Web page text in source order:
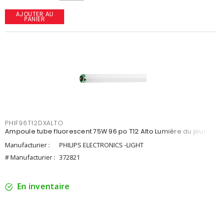
AJOUTER AU
PANIER
PHIF96T12DXALTO
Ampoule tube fluorescent 75W 96 po T12 Alto Lumière du jour
Manufacturier :
PHILIPS ELECTRONICS -LIGHT
# Manufacturier : 372821
En inventaire